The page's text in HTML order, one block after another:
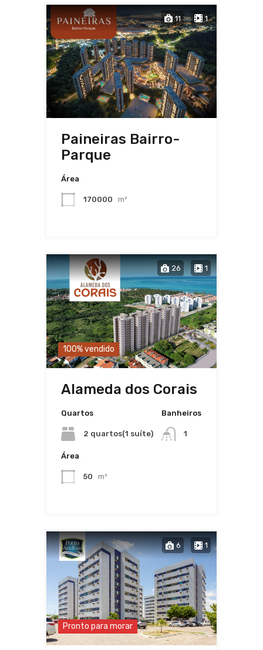
11 1
Paineiras Bairro-
Parque
Área
170000 m²
26 1
100% vendido
Alameda dos Corais
Quartos
2 quartos(1 suíte)
Banheiros
1
Área
50 m²
6 1
Pronto para morar